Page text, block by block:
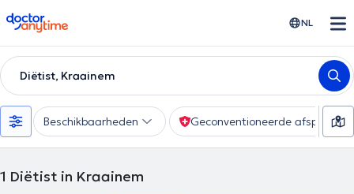
doctoranytime NL
Diëtist, Kraainem
Beschikbaarheden Geconventioneerde afspraak
1 Diëtist in Kraainem